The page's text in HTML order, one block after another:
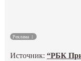
Реклама
Источник:“РБК